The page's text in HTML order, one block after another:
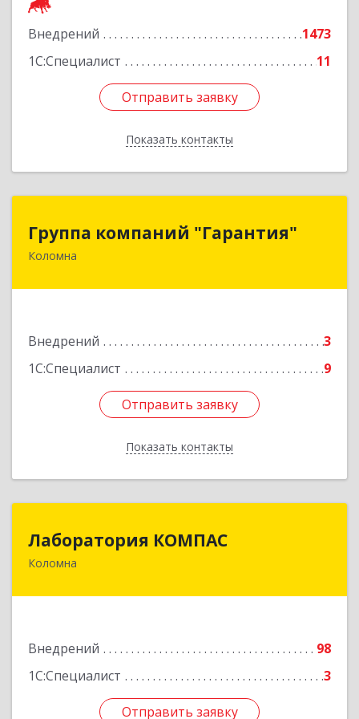
Внедрений
1473
1С:Специалист
11
Отправить заявку
Показать контакты
Отправить заявку
Назад
Группа компаний "Гарантия"
Коломна
Внедрений
3
1С:Специалист
9
Отправить заявку
Показать контакты
Группа компаний "Гарантия"
140407, Московская обл, Коломна г, Гагарина
Отправить заявку
Назад
Лаборатория КОМПАС
Коломна
Внедрений
98
1С:Специалист
3
Отправить заявку
140415, Московская обл, Коломна г, Л.Толстого
Отправить заявку